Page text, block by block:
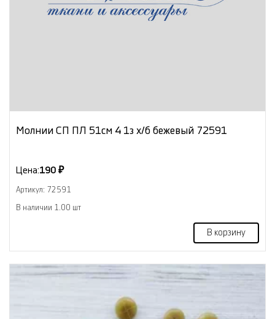
Молнии СП ПЛ 51см 4 1з х/б бежевый 72591
Цена:190 ₽
Артикул: 72591
В наличии 1.00 шт
В корзину